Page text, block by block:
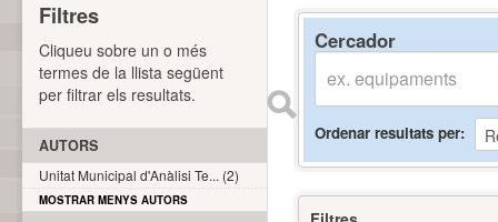
Cercador
Ordenar resultats per
Filtres
Cliqueu sobre un o més
termes de la llista següent
per filtrar els resultats.
AUTORS
Unitat Municipal d'Anàlisi Te... (2)
MOSTRAR MENYS AUTORS